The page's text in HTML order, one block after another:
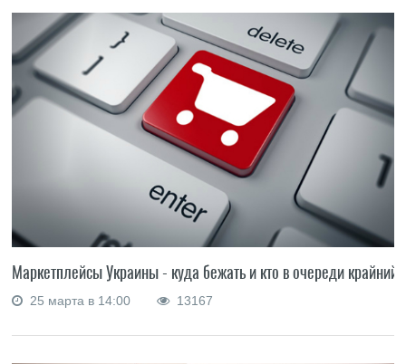
Маркетплейсы Украины - куда бежать и кто в очереди крайний?
25 марта в 14:00 13167